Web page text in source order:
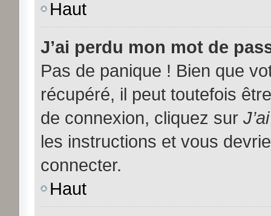
Haut
J’ai perdu mon mot de
Pas de panique ! Bien que
récupéré, il peut toutefois
de connexion, cliquez sur
les instructions et vous
connecter.
Haut